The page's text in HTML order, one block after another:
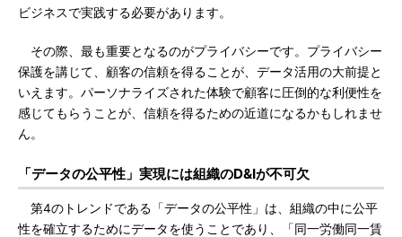
ビジネスで実践する必要があります。
その際、最も重要となるのがプライバシーです。プライバシー
保護を講じて、顧客の信頼を得ることが、データ活用の大前提と
いえます。パーソナライズされた体験で顧客に圧倒的な利便性を
感じてもらうことが、信頼を得るための近道になるかもしれませ
ん。
「データの公平性」実現には組織のD&Iが不可欠
第4のトレンドである「データの公平性」は、組織の中に公平
性を確立するためにデータを使うことであり、「同一労働同一賃